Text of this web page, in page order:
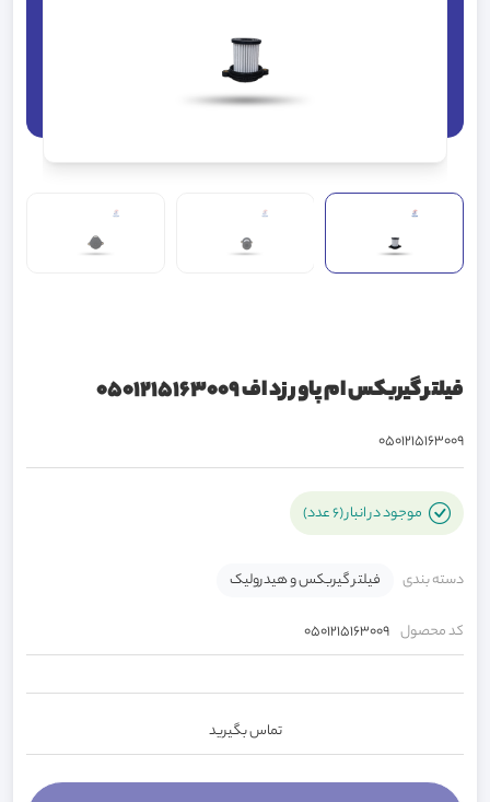
فیلتر گیربکس ام پاور زد اف 0501215163009
0501215163009
موجود در انبار (6 عدد)
دسته بندی فیلتر گیربکس و هیدرولیک
کد محصول 0501215163009
تماس بگیرید